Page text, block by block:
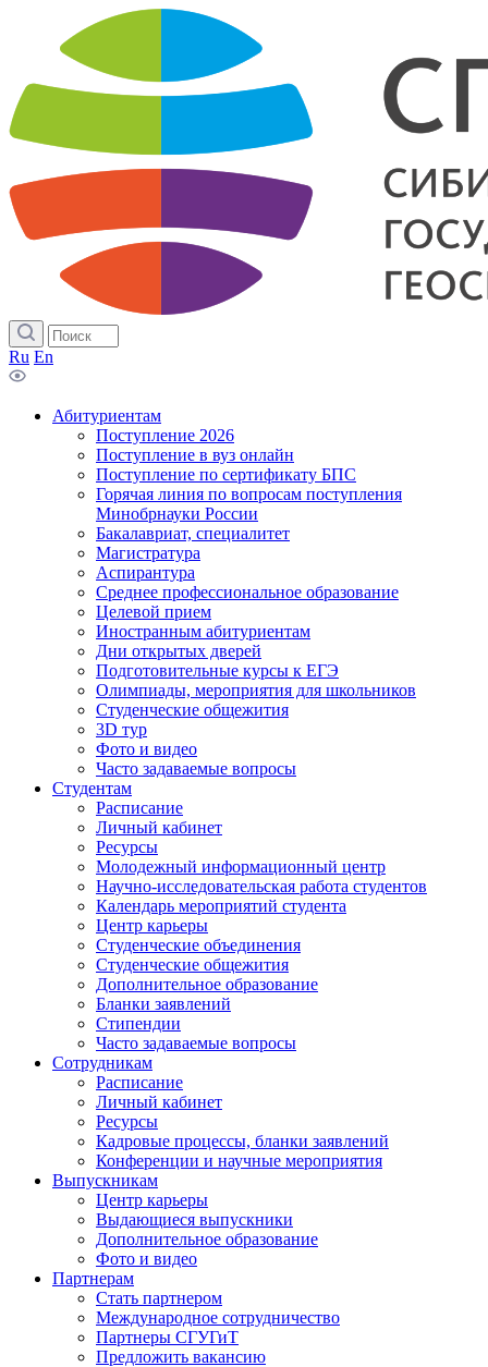
Ru En
Абитуриентам
Поступление 2026
Поступление в вуз онлайн
Поступление по сертификату БПС
Горячая линия по вопросам поступления
Минобрнауки России
Бакалавриат, специалитет
Магистратура
Аспирантура
Среднее профессиональное образование
Целевой прием
Иностранным абитуриентам
Дни открытых дверей
Подготовительные курсы к ЕГЭ
Олимпиады, мероприятия для школьников
Студенческие общежития
3D тур
Фото и видео
Часто задаваемые вопросы
Студентам
Расписание
Личный кабинет
Ресурсы
Молодежный информационный центр
Научно-исследовательская работа студентов
Календарь мероприятий студента
Центр карьеры
Студенческие объединения
Студенческие общежития
Дополнительное образование
Бланки заявлений
Стипендии
Часто задаваемые вопросы
Сотрудникам
Расписание
Личный кабинет
Ресурсы
Кадровые процессы, бланки заявлений
Конференции и научные мероприятия
Выпускникам
Центр карьеры
Выдающиеся выпускники
Дополнительное образование
Фото и видео
Партнерам
Стать партнером
Международное сотрудничество
Партнеры СГУГиТ
Предложить вакансию